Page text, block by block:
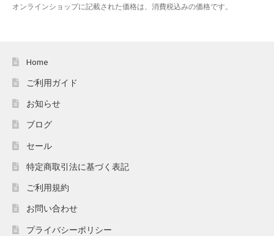
プライバシーポリシー
ベンダー登録
ホワイトデー特集
マイアカウント
配送先住所
オンラインショップに記載された価格は、消費税込みの価格です。
Home
ご利用ガイド
お知らせ
ブログ
セール
特定商取引法に基づく表記
ご利用規約
お問い合わせ
プライバシーポリシー